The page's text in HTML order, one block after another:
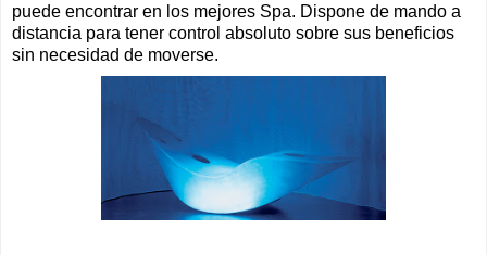
puede encontrar en los mejores Spa. Dispone de mando a
distancia para tener control absoluto sobre sus beneficios
sin necesidad de moverse.